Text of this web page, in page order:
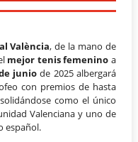
València, de la mano de
mejor tenis femenino a
junio de 2025 albergará
con premios de hasta
como el único
Valenciana y uno de
español.